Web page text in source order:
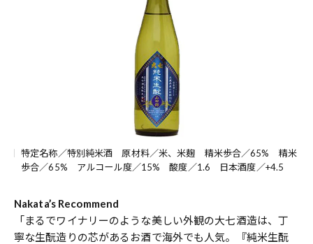
特定名称／特別純米酒 原材料／米、米麹 精米歩合／65% 精米
歩合／65% アルコール度／15% 酸度／1.6 日本酒度／+4.5
Nakata’s Recommend
「まるでワイナリーのような美しい外観の大七酒造は、丁
寧な生酛造りの芯があるお酒で海外でも人気。『純米生酛